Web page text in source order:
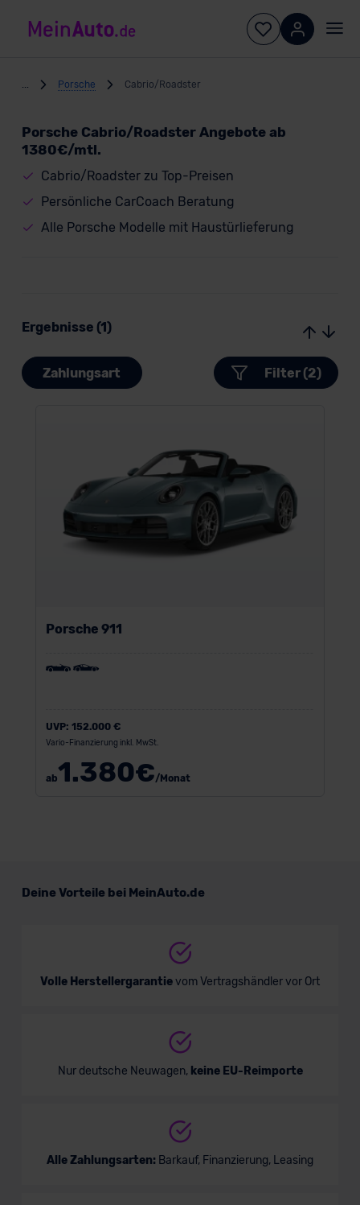
Porsche Cabrio/Roadster
Porsche Cabrio/Roadster Angebote ab
1380€/mtl.
Cabrio/Roadster zu Top-Preisen
Persönliche CarCoach Beratung
Alle Porsche Modelle mit Haustürlieferung
Ergebnisse (1)
Zahlungsart Filter (2)
Porsche 911
UVP: 152.000 €
Vario-Finanzierung inkl. MwSt.
ab1.380€/Monat
Deine Vorteile bei MeinAuto.de
Volle Herstellergarantievom Vertragshändler vor Ort
Nur deutsche Neuwagen, keine EU-Reimporte
Alle Zahlungsarten: Barkauf, Finanzierung, Leasing